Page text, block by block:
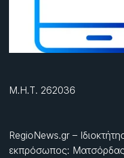
Μ.Η.Τ. 262036
RegioNews.gr –
εκπρόσωπος: